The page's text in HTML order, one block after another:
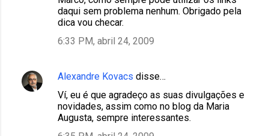
daqui sem problema nenhum. Obrigado pela
dica vou checar.
6:33 PM, abril 24, 2009
Alexandre Kovacs disse…
Ví, eu é que agradeço as suas divulgações e
novidades, assim como no blog da Maria
Augusta, sempre interessantes.